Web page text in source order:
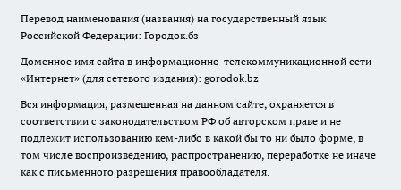
Перевод наименования (названия) на государственный язык
Российской Федерации: Городок.бз
Доменное имя сайта в информационно-телекоммуникационной сети
«Интернет» (для сетевого издания): gorodok.bz
Вся информация, размещенная на данном сайте, охраняется в
соответствии с законодательством РФ об авторском праве и не
подлежит использованию кем-либо в какой бы то ни было форме, в
том числе воспроизведению, распространению, переработке не иначе
как с письменного разрешения правообладателя.